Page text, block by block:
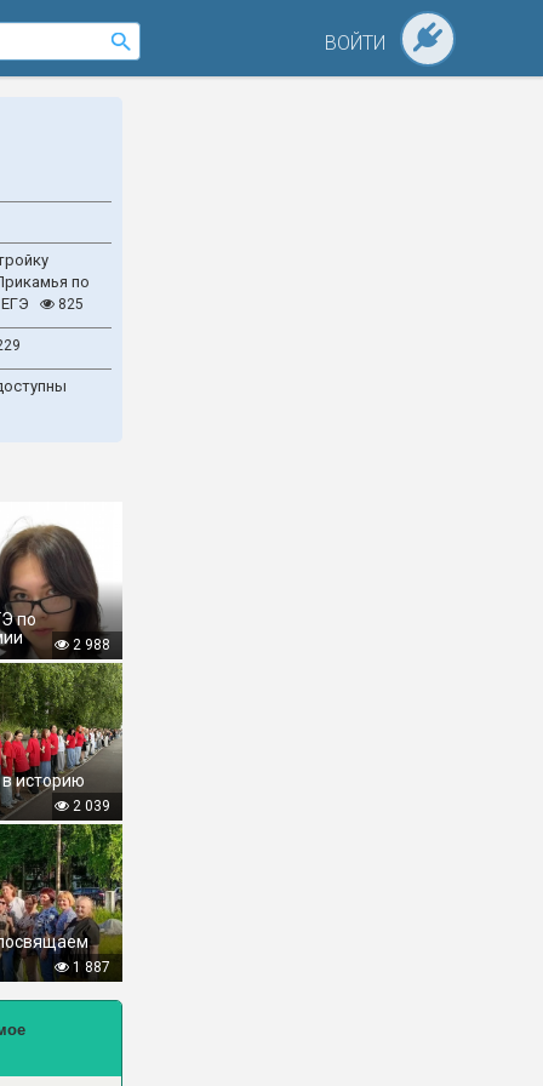
ВОЙТИ
по
825
по
2 988
историю
2 039
1 887